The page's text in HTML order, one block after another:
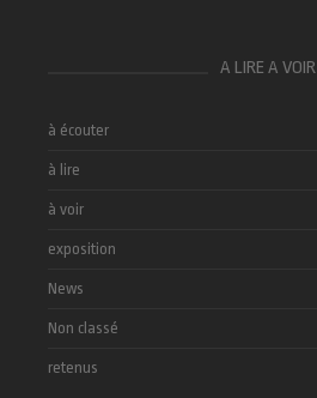
A LIRE A VOIR
à écouter
à lire
à voir
exposition
News
Non classé
retenus